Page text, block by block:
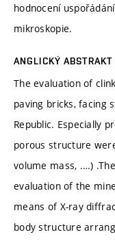
hodnocení
mikroskopie.
ANGLICKÝ ABSTRAKT
The evaluation of
paving bricks, facing
Republic. Especially
porous structure
volume mass, .…)
evaluation of the
means of X-ray
body structure